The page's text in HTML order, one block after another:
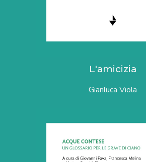
L'amicizia
Gianluca Viola